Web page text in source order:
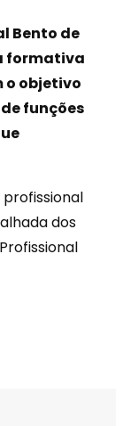
Bento de
formativa
o objetivo
funções
dos